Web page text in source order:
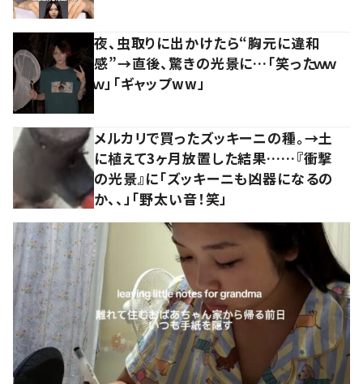
夜、虫取りに出かけたら“胸元に違和
感”→直後、驚きの光景に…「笑ったｗｗ
ｗ」「ギャップww」
メルカリで買ったズッキーニの種。→土
に植えて3ヶ月放置した結果……『衝撃
の光景』に「ズッキーニも凶器になるの
か、、」「野太い音！笑」